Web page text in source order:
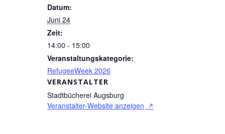
Datum:
Juni 24
Zeit:
14:00 - 15:00
Veranstaltungskategorie:
RefugeeWeek 2026
VERANSTALTER
Stadtbücherei Augsburg
Veranstalter-Website anzeigen